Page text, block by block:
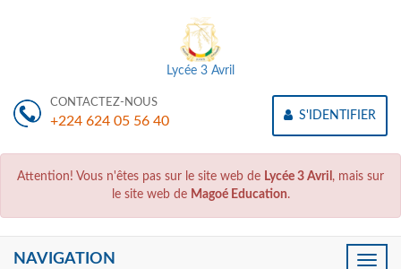
Lycée 3 Avril
CONTACTEZ-NOUS
+224 624 05 56 40 S'IDENTIFIER
Attention! Vous n'êtes pas sur le site web de Lycée 3 Avril , mais sur
le site web de Magoé Education.
Toggle
NAVIGATION